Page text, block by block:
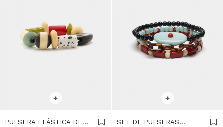
+
PULSERA ELÁSTICA DE
+
SET DE PULSERAS